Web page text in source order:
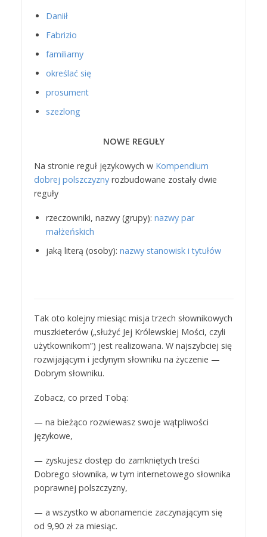
Daniił
Fabrizio
familiarny
określać się
prosument
szezlong
NOWE REGUŁY
Na stronie reguł językowych w Kompendium
dobrej polszczyznyrozbudowane zostały dwie
reguły
rzeczowniki, nazwy (grupy): nazwy par
małżeńskich
jaką literą (osoby): nazwy stanowisk i tytułów
Tak oto kolejny miesiąc misja trzech słownikowych
muszkieterów („służyć Jej Królewskiej Mości, czyli
użytkownikom”) jest realizowana. W najszybciej się
rozwijającym i jedynym słowniku na życzenie —
Dobrym słowniku.
Zobacz, co przed Tobą:
— na bieżąco rozwiewasz swoje wątpliwości
językowe,
— zyskujesz dostęp do zamkniętych treści
Dobrego słownika, w tym internetowego słownika
poprawnej polszczyzny,
— a wszystko w abonamencie zaczynającym się
od 9,90 zł za miesiąc.